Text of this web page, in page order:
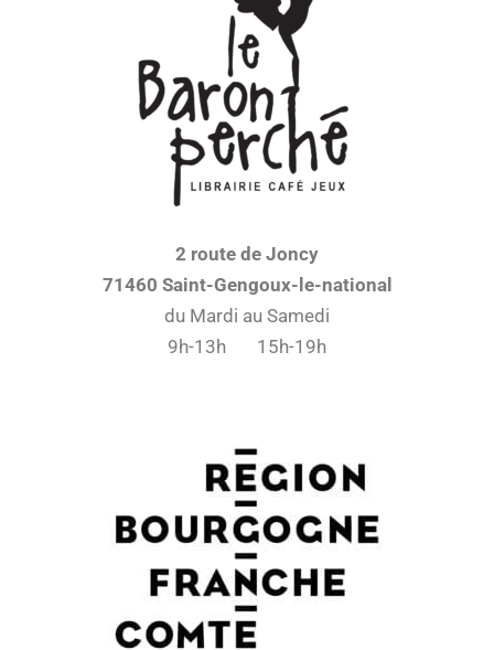
2 route de Joncy
71460 Saint-Gengoux-le-national
du Mardi au Samedi
9h-13h 15h-19h